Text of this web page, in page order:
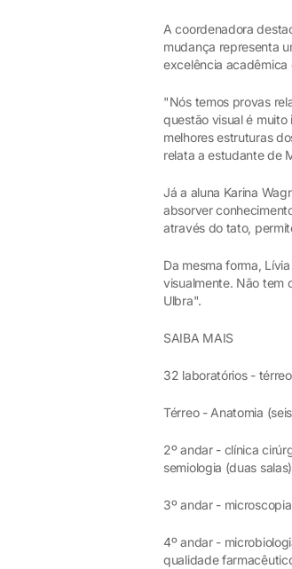
A coordenadora
mudança representa
excelência acadêmica
"Nós temos provas
questão visual é
melhores estruturas
relata a estudante de
Já a aluna Karina
absorver
através do tato,
Da mesma forma,
visualmente. Não tem
Ulbra".
SAIBA MAIS
32 laboratórios -
Térreo - Anatomia
2º andar - clínica
semiologia (duas
3º andar -
4º andar -
qualidade